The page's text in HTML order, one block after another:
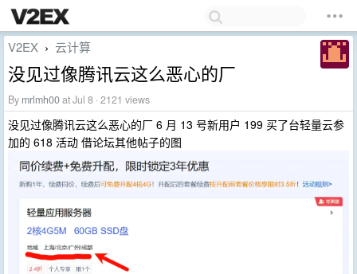
V2EX › 云计算
没见过像腾讯云这么恶心的厂
By mrlmh00at Jul 8 · 2121 views
没见过像腾讯云这么恶心的厂 6 月 13 号新用户 199 买了台轻量云参
加的 618 活动 借论坛其他帖子的图